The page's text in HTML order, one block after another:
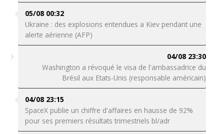
05/08 00:32
Ukraine : des explosions entendues a Kiev pendant une
alerte aérienne (AFP)
04/08 23:30
Washington a révoqué le visa de l'ambassadrice du
Brésil aux Etats-Unis (responsable américain)
04/08 23:15
SpaceX publie un chiffre d'affaires en hausse de 92%
pour ses premiers résultats trimestriels bl/adr